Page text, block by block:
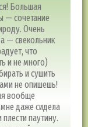
Большая
— сочетание
Очень
— свекольник
что
и не много)
и сушить
не опишешь!
вообще
даже сидела
паутину.